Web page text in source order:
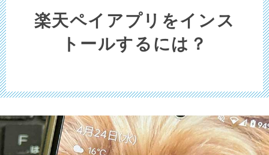
楽天ペイアプリをインス
トールするには？